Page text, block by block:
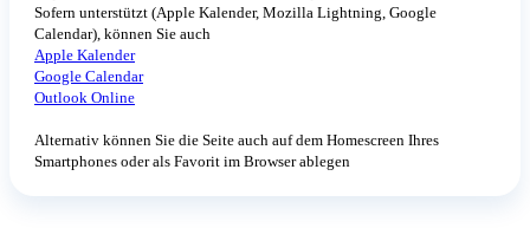
Sofern unterstützt (Apple Kalender, Mozilla Lightning, Google
Calendar), können Sie auch
Apple Kalender
Google Calendar
Outlook Online
Alternativ können Sie die Seite auch auf dem Homescreen Ihres
Smartphones oder als Favorit im Browser ablegen